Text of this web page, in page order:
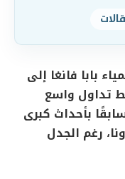
بابا فانغا إلى
عام 2026، وسط تداول واسع
بأحداث كبرى
كورونا، رغم الجدل